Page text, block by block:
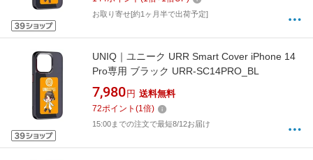
お取り寄せ[約1ヶ月半で出荷予定]
UNIQ｜ユニーク URR Smart Cover iPhone 14
Pro専用 ブラック URR-SC14PRO_BL
7,980 円 送料無料
72ポイント (1倍)
15:00までの注文で最短8/12お届け